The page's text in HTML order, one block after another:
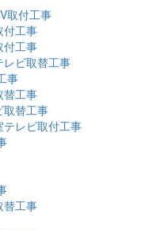
取付工事
付工事
付工事
ビ取替工事
事
替工事
取替工事
レビ取付工事
替工事